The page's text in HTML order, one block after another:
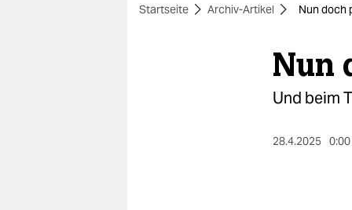
themen
Startseite Archiv-Artikel Nun doch
Nun
Und beim
28.4.2025